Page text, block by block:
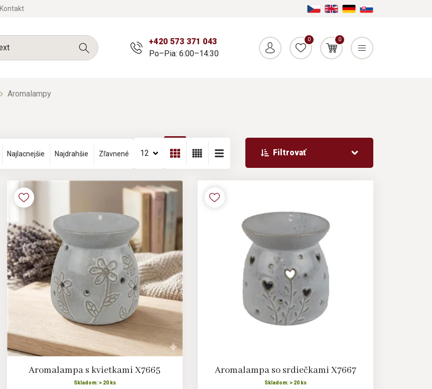
Kontakt
+420 573 371 043
Po–Pia: 6:00–14:30
0 0
Aromalampy
Najlacnejšie Najdrahšie Zľavnené 12 Filtrovať
Aromalampa s kvietkami X7665
Skladom: > 20 ks
Aromalampa so srdiečkami X7667
Skladom: > 20 ks